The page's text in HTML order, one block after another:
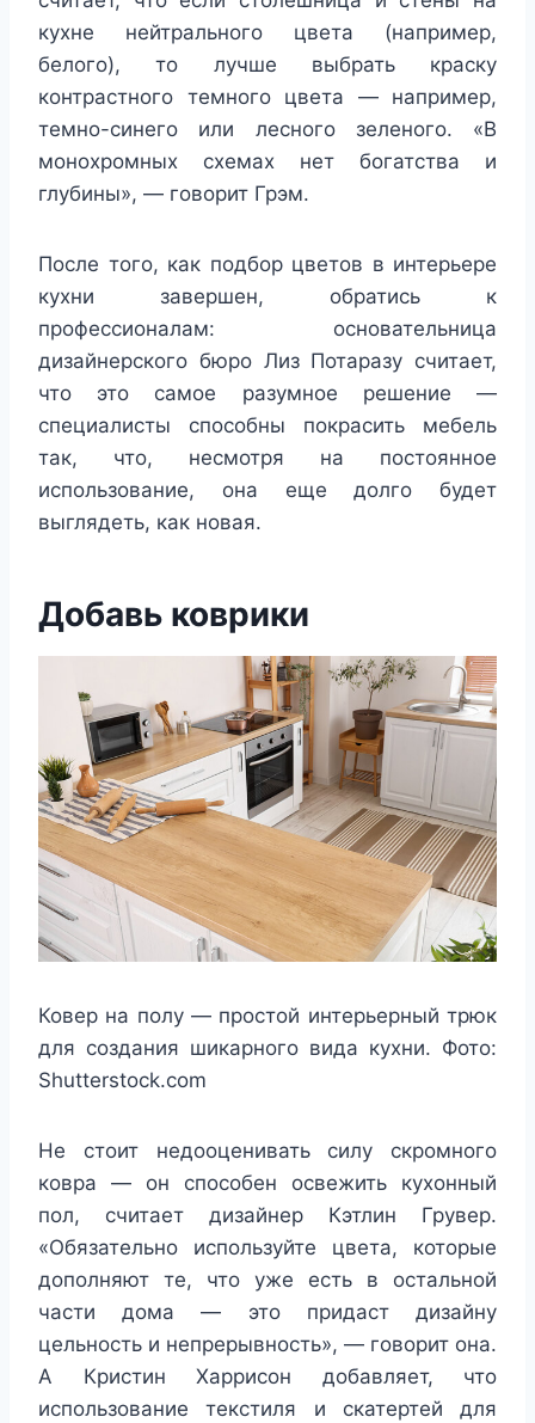
кухне нейтрального цвета (например,
белого), то лучше выбрать краску
контрастного темного цвета — например,
темно-синего или лесного зеленого. «В
монохромных схемах нет богатства и
глубины», — говорит Грэм.
После того, как подбор цветов в интерьере
кухни завершен, обратись к
профессионалам: основательница
дизайнерского бюро Лиз Потаразу считает,
что это самое разумное решение —
специалисты способны покрасить мебель
так, что, несмотря на постоянное
использование, она еще долго будет
выглядеть, как новая.
Добавь коврики
Ковер на полу — простой интерьерный трюк
для создания шикарного вида кухни. Фото:
Shutterstock.com
Не стоит недооценивать силу скромного
ковра — он способен освежить кухонный
пол, считает дизайнер Кэтлин Грувер.
«Обязательно используйте цвета, которые
дополняют те, что уже есть в остальной
части дома — это придаст дизайну
цельность и непрерывность», — говорит она.
А Кристин Харрисон добавляет, что
использование текстиля и скатертей для